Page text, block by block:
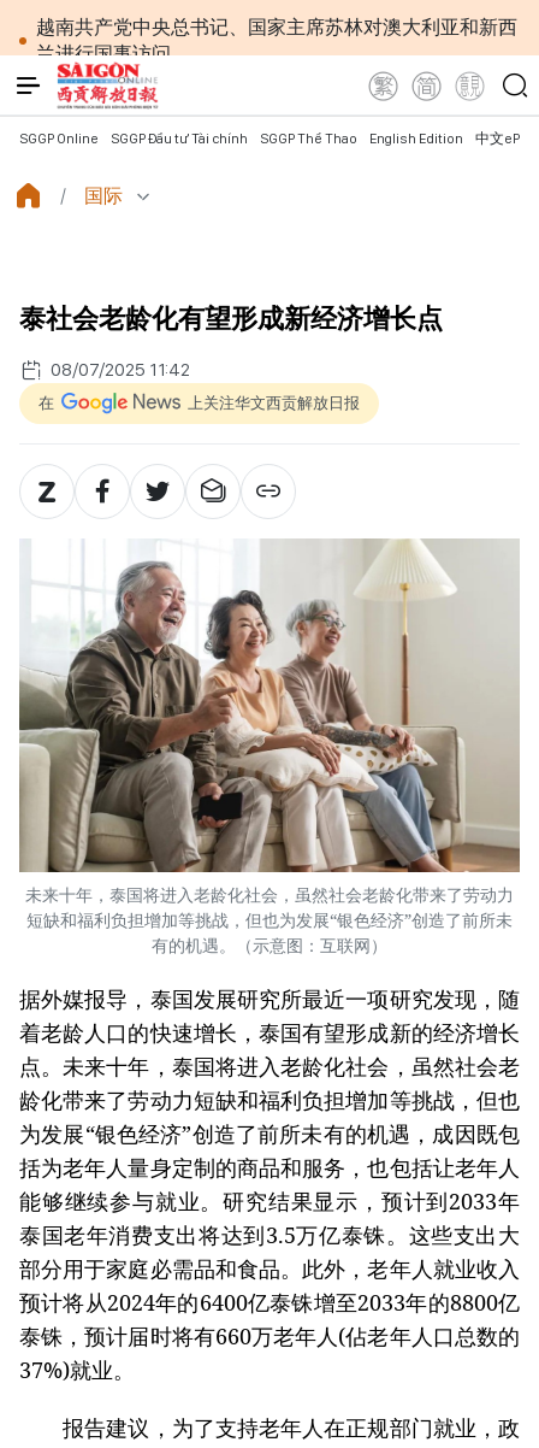
越南共产党中央总书记、国家主席苏林对澳大利亚和新西
兰进行国事访问
为进一步深化越澳关系注入新动力
外交部长黎怀忠：让东盟不仅适应时代，更主动塑造
未来并有效发挥作用
2027年APEC领导人会议配套服务项目工程认定标准
越南第十六届国会第一次非常规会议：简化行政手续
越南共产党中央总书记、国家主席苏林将对澳大利亚
政府总理黎明兴：网络安全必须做到“维护系统”与
“保护人员”紧密结合
越南政府总理黎明兴会见马来西亚国防部长
日益活跃
SGGP Online SGGP Đầu tư Tài chính SGGP Thể Thao English Edition 中文
国际
泰社会老龄化有望形成新经济增长点
08/07/2025 11:42
在 上关注华文西贡解放日报
未来十年，泰国将进入老龄化社会，虽然社会老龄化带来了劳动力
短缺和福利负担增加等挑战，但也为发展“银色经济”创造了前所未
有的机遇。（示意图：互联网）
据外媒报导，泰国发展研究所最近一项研究发现，随
着老龄人口的快速增长，泰国有望形成新的经济增长
点。未来十年，泰国将进入老龄化社会，虽然社会老
龄化带来了劳动力短缺和福利负担增加等挑战，但也
为发展“银色经济”创造了前所未有的机遇，成因既包
括为老年人量身定制的商品和服务，也包括让老年人
能够继续参与就业。研究结果显示，预计到2033年
泰国老年消费支出将达到3.5万亿泰铢。这些支出大
部分用于家庭必需品和食品。此外，老年人就业收入
预计将从2024年的6400亿泰铢增至2033年的8800亿
泰铢，预计届时将有660万老年人(佔老年人口总数的
37%)就业。
报告建议，为了支持老年人在正规部门就业，政